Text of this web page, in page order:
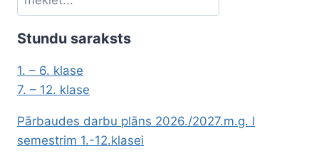
Stundu saraksts
1. – 6. klase
7. – 12. klase
Pārbaudes darbu plāns 2026./2027.m.g. I
semestrim 1.-12.klasei